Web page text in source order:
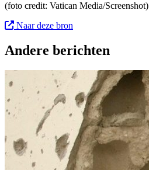
(foto credit: Vatican Media/Screenshot)
Naar deze bron
Andere berichten